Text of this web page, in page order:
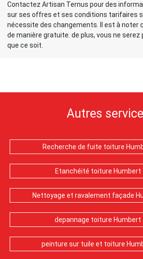
Contactez Artisan Ternus pour des
sur ses offres et ses conditions tarifaires
nécessite des changements. Il est à noter
de manière gratuite. de plus, vous ne serez
que ce soit.
Autres
Recherche de fuite toiture
Etanchéité toiture Humbert
Nettoyage et ravalement façade
depannage toiture Humbert
peinture sur tuile et toiture